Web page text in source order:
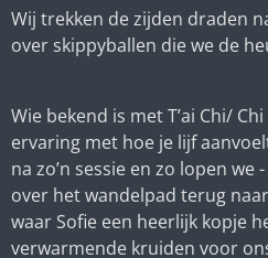
Wij trekken de zijden draden
over skippyballen die we de
Wie bekend is met T’ai Chi/
ervaring met hoe je lijf
na zo’n sessie en zo lopen
over het wandelpad terug
waar Sofie een heerlijk kopje
verwarmende kruiden voor